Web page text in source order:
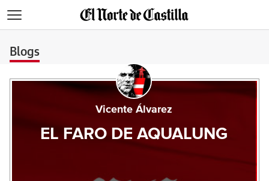
Blogs
Vicente Álvarez
EL FARO DE AQUALUNG